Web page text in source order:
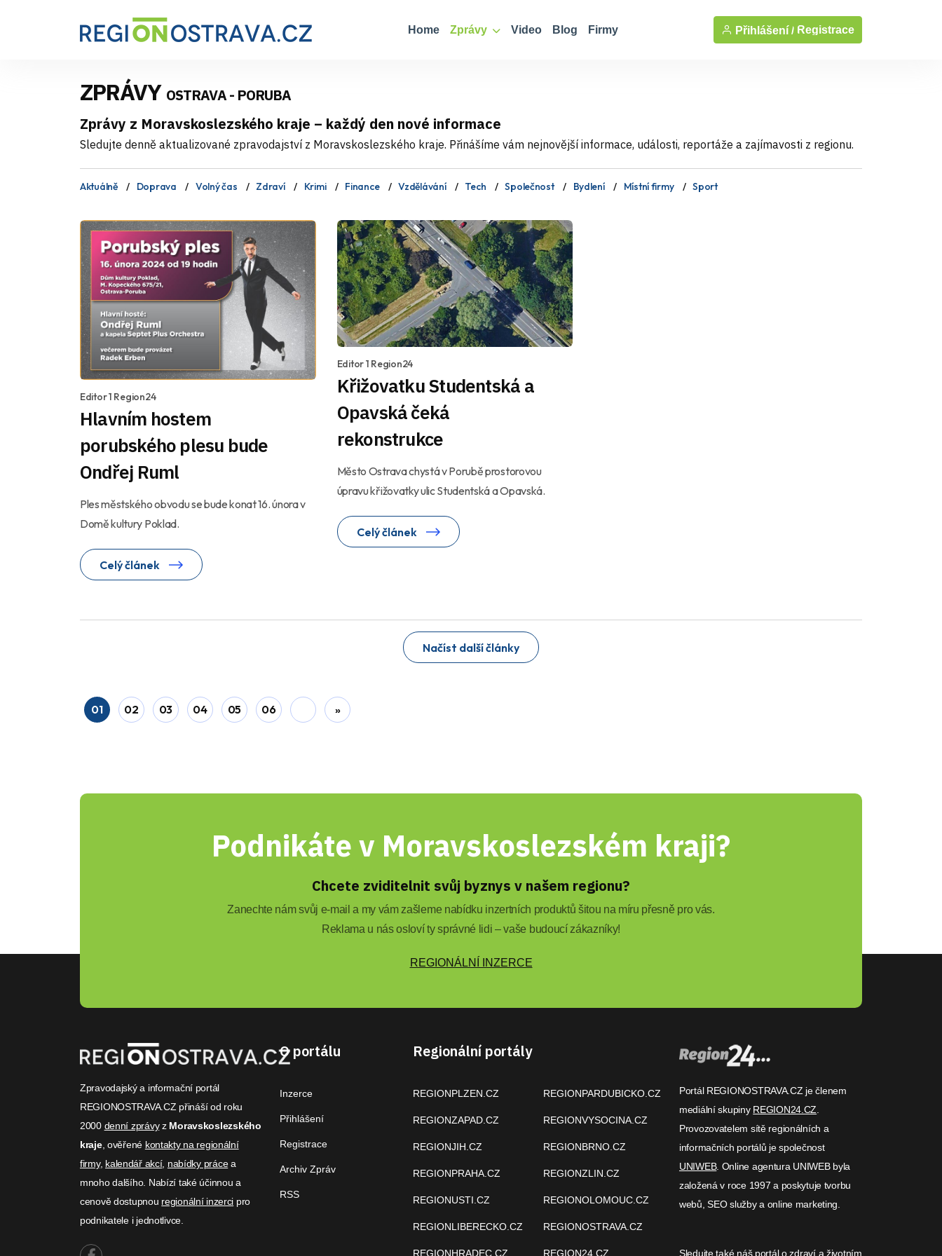
Home Zprávy Video Blog Firmy Přihlášení / Registrace
ZPRÁVY OSTRAVA - PORUBA
Zprávy z Moravskoslezského kraje – každý den nové informace
Sledujte denně aktualizované zpravodajství z Moravskoslezského kraje. Přinášíme vám nejnovější informace, události, reportáže a zajímavosti z regionu.
Aktuálně Doprava Volný čas Zdraví Krimi Finance Vzdělávání Tech Společnost Bydlení Místní firmy Sport
Editor 1 Region24
Hlavním hostem
porubského plesu bude
Ondřej Ruml
Ples městského obvodu se bude konat 16. února v
Domě kultury Poklad.
Celý článek
Editor 1 Region24
Křižovatku Studentská a
Opavská čeká
rekonstrukce
Město Ostrava chystá v Porubě prostorovou
úpravu křižovatky ulic Studentská a Opavská.
Celý článek
Načíst další články
01 02 03 04 05 06 »
Podnikáte v Moravskoslezském kraji?
Chcete zviditelnit svůj byznys v našem regionu?
Zanechte nám svůj e-mail a my vám zašleme nabídku inzertních produktů šitou na míru přesně pro vás.
Reklama u nás osloví ty správné lidi – vaše budoucí zákazníky!
REGIONÁLNÍ INZERCE
Zpravodajský a informační portál
REGIONOSTRAVA.CZ přináší od roku
2000 denní zprávyz Moravskoslezského
kraje, ověřené kontakty na regionální
firmy, kalendář akcí, nabídky prácea
mnoho dalšího. Nabízí také účinnou a
cenově dostupnou regionální inzerci pro
podnikatele i jednotlivce.
O portálu
Inzerce
Přihlášení
Registrace
Archiv Zpráv
RSS
Regionální portály
REGIONPLZEN.CZ
REGIONZAPAD.CZ
REGIONJIH.CZ
REGIONPRAHA.CZ
REGIONUSTI.CZ
REGIONLIBERECKO.CZ
REGIONHRADEC.CZ
REGIONPARDUBICKO.CZ
REGIONVYSOCINA.CZ
REGIONBRNO.CZ
REGIONZLIN.CZ
REGIONOLOMOUC.CZ
REGIONOSTRAVA.CZ
REGION24.CZ
Portál REGIONOSTRAVA.CZ je členem
mediální skupiny REGION24.CZ
Provozovatelem sítě regionálních a
informačních portálů je společnost
UNIWEB. Online agentura UNIWEB byla
založená v roce 1997 a poskytuje tvorbu
webů, SEO služby a online marketing.
Sledujte také náš portál o zdravía životním